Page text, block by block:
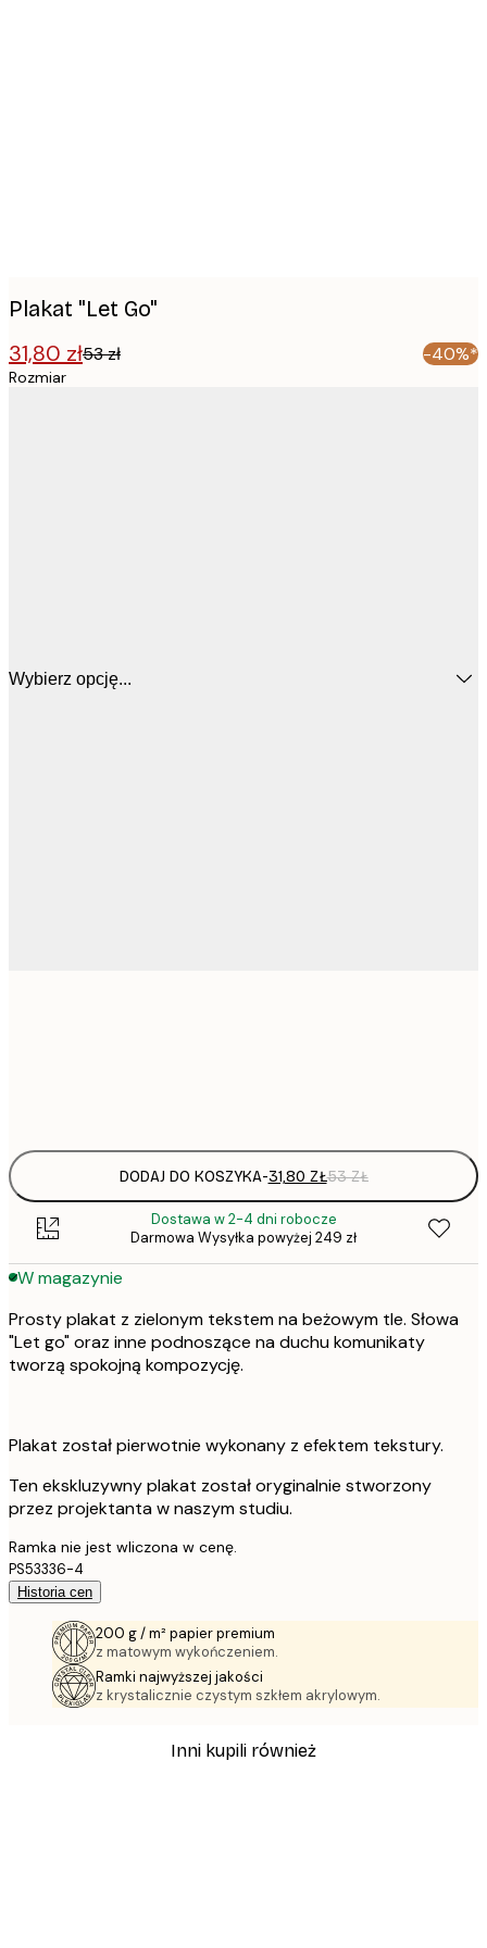
Plakat "Let Go"
31,80 zł53 zł -40%*
Rozmiar
Wybierz opcję...
DODAJ DO KOSZYKA-31,80 ZŁ53 ZŁ
Dostawa w 2-4 dni robocze
Darmowa Wysyłka powyżej 249 zł
W magazynie
Prosty plakat z zielonym tekstem na beżowym tle. Słowa
"Let go" oraz inne podnoszące na duchu komunikaty
tworzą spokojną kompozycję.
Plakat został pierwotnie wykonany z efektem tekstury.
Ten ekskluzywny plakat został oryginalnie stworzony
przez projektanta w naszym studiu.
Ramka nie jest wliczona w cenę.
PS53336-4
Historia cen
200 g / m² papier premium
z matowym wykończeniem.
Ramki najwyższej jakości
z krystalicznie czystym szkłem akrylowym.
Inni kupili również